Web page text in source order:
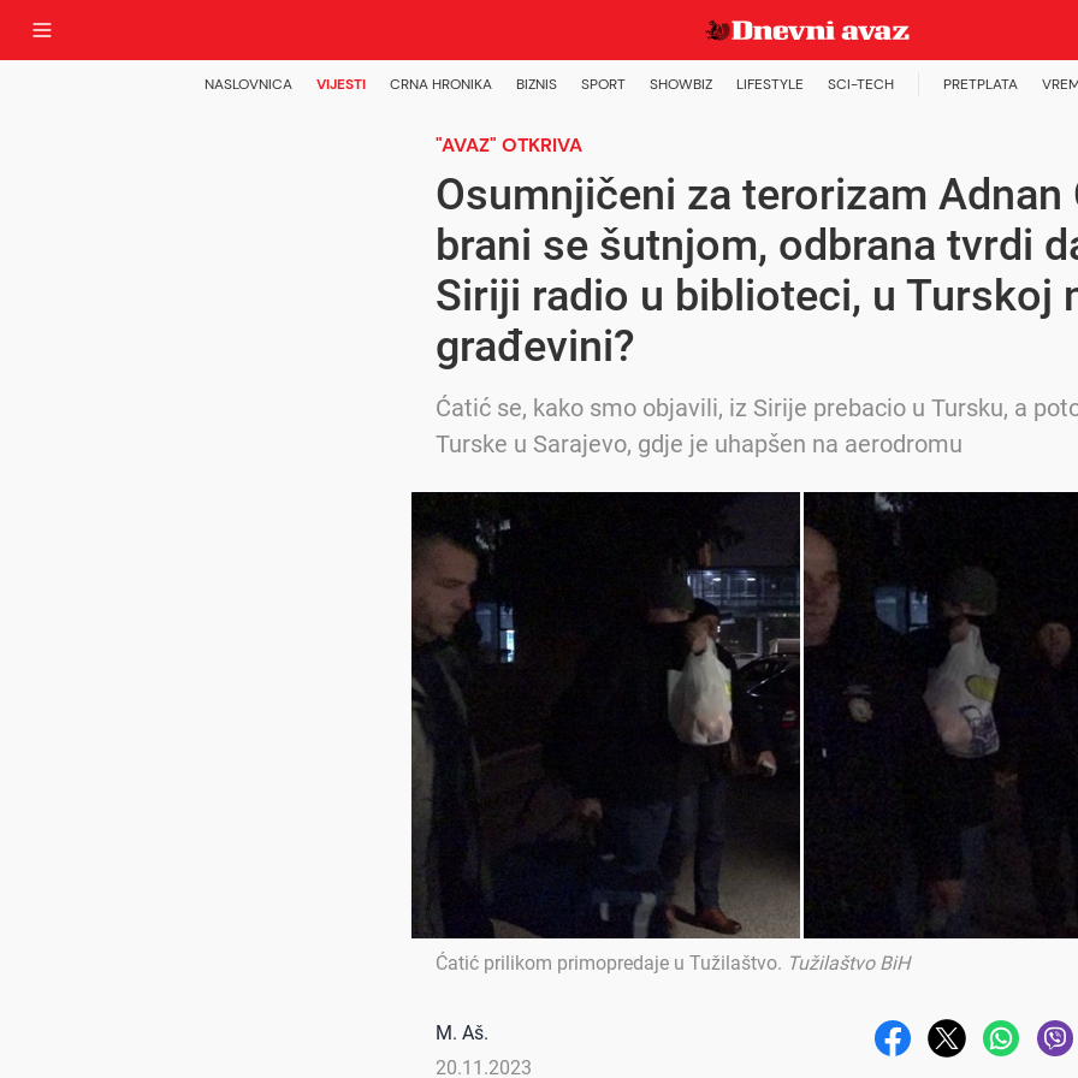
NASLOVNICA VIJESTI CRNA HRONIKA BIZNIS SPORT SHOWBIZ LIFESTYLE SCI-TECH PRETPLATA
"AVAZ" OTKRIVA
Osumnjičeni za terorizam Adnan
brani se šutnjom, odbrana tvrdi
Siriji radio u biblioteci, u Turskoj
građevini?
Ćatić se, kako smo objavili, iz Sirije prebacio u Tursku, a
Turske u Sarajevo, gdje je uhapšen na aerodromu
Ćatić prilikom primopredaje u Tužilaštvo. Tužilaštvo BiH
M. Aš.
20.11.2023